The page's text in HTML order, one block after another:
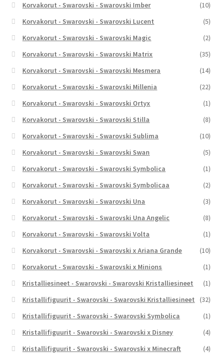
Korvakorut - Swarovski - Swarovski Imber
(10)
Korvakorut - Swarovski - Swarovski Lucent
(5)
Korvakorut - Swarovski - Swarovski Magic
(2)
Korvakorut - Swarovski - Swarovski Matrix
(35)
Korvakorut - Swarovski - Swarovski Mesmera
(14)
Korvakorut - Swarovski - Swarovski Millenia
(22)
Korvakorut - Swarovski - Swarovski Ortyx
(1)
Korvakorut - Swarovski - Swarovski Stilla
(8)
Korvakorut - Swarovski - Swarovski Sublima
(10)
Korvakorut - Swarovski - Swarovski Swan
(5)
Korvakorut - Swarovski - Swarovski Symbolica
(1)
Korvakorut - Swarovski - Swarovski Symbolicaa
(2)
Korvakorut - Swarovski - Swarovski Una
(3)
Korvakorut - Swarovski - Swarovski Una Angelic
(8)
Korvakorut - Swarovski - Swarovski Volta
(1)
Korvakorut - Swarovski - Swarovski x Ariana Grande
(10)
Korvakorut - Swarovski - Swarovski x Minions
(1)
Kristalliesineet - Swarovski - Swarovski Kristalliesineet
(1)
Kristallifiguurit - Swarovski - Swarovski Kristalliesineet
(32)
Kristallifiguurit - Swarovski - Swarovski Symbolica
(1)
Kristallifiguurit - Swarovski - Swarovski x Disney
(4)
Kristallifiguurit - Swarovski - Swarovski x Minecraft
(4)